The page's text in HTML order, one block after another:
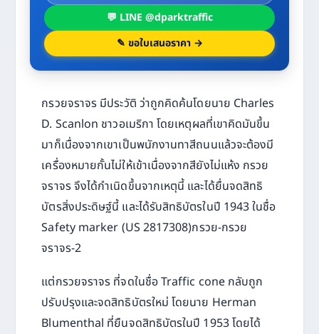
💬 LINE @dparktraffic
✎ ขอใบเสนอราคา →
กรวยจราจร มีประวัติ ว่าถูกคิดค้นโดยนาย Charles
D. Scanlon ชาวอเมริกา โดยเหตุผลที่เขาคิดมันขึ้น
มาก็เนื่องจากเขาเป็นพนักงานทาสีถนนแล้วจะต้องมี
เครื่องหมายกั้นไม่ให้เข้าเนื่องจากสียังไม่แห้ง กรวย
จราจร จึงได้กำเนิดขึ้นจากเหตุนี้ และได้ยื่นจดสิทธิ
บัตรสิ่งประดิษฐ์นี้ และได้รับสิทธิบัตรในปี 1943 ในชื่อ
Safety marker (US 2817308)กรวย-กรวย
จราจร-2
แต่กรวยจราจร ที่จดในชื่อ Traffic cone กลับถูก
ปรับปรุงและจดสิทธิบัตรใหม่ โดยนาย Herman
Blumenthal ที่ยืนจดสิทธิบัตรในปี 1953 โดยได้